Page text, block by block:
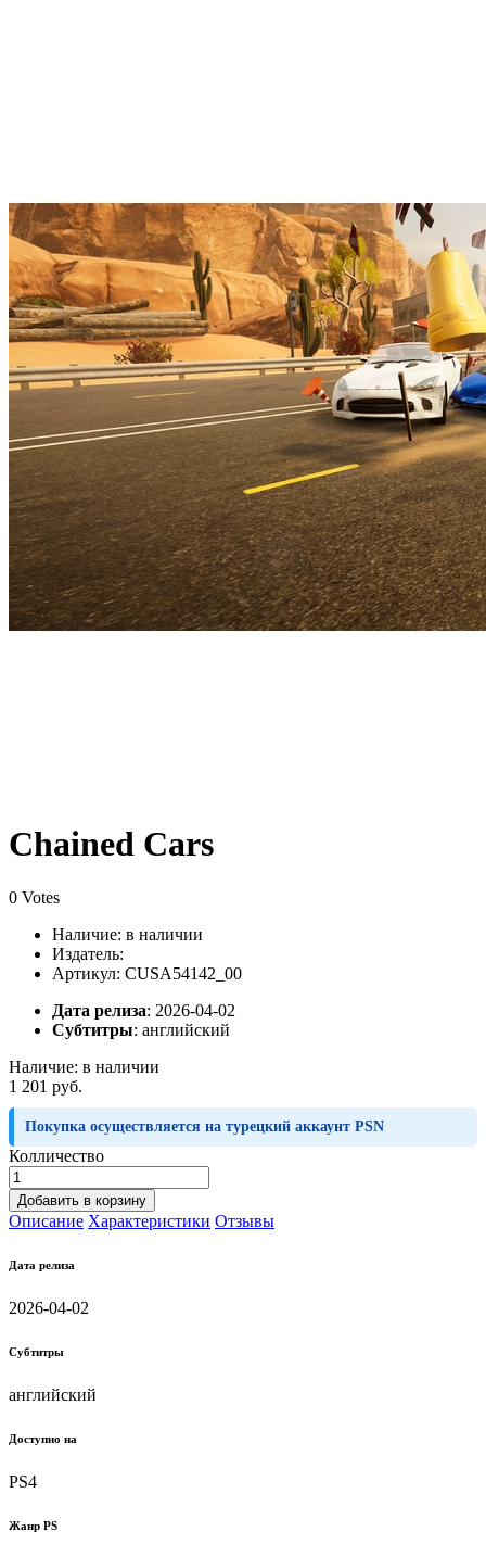
Chained Cars
0 Votes
Наличие: в наличии
Издатель:
Артикул: CUSA54142_00
Дата релиза: 2026-04-02
Субтитры: английский
Наличие: в наличии
1 201 руб.
Покупка осуществляется на турецкий аккаунт PSN
Колличество
Добавить в корзину
Описание Характеристики Отзывы
Дата релиза
2026-04-02
Субтитры
английский
Доступно на
PS4
Жанр PS